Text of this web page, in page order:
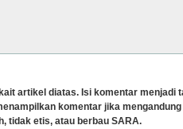
artikel diatas. Isi komentar menjadi
komentar jika
tidak etis, atau berbau SARA.